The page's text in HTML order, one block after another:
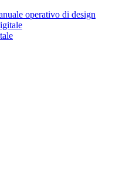
operativo di design